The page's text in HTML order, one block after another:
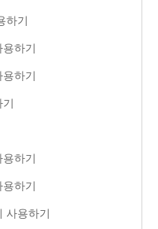
하기
하기
하기
하기
하기
사용하기